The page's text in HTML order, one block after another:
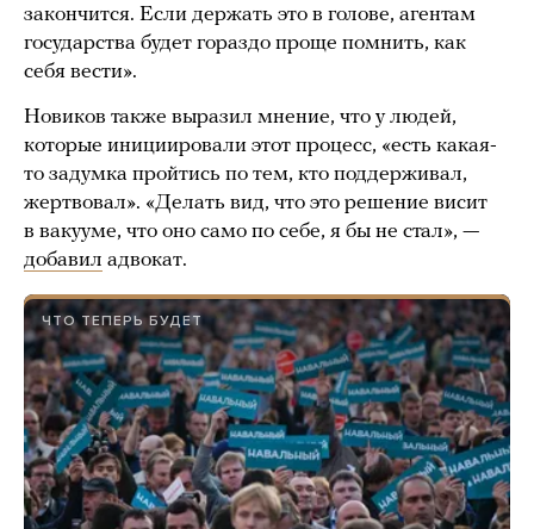
закончится. Если держать это в голове, агентам
государства будет гораздо проще помнить, как
себя вести».
Новиков также выразил мнение, что у людей,
которые инициировали этот процесс, «есть какая-
то задумка пройтись по тем, кто поддерживал,
жертвовал». «Делать вид, что это решение висит
в вакууме, что оно само по себе, я бы не стал», —
добавил адвокат.
ЧТО ТЕПЕРЬ БУДЕТ